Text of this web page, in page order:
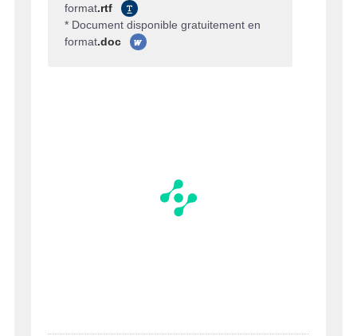
format.rtf
* Document disponible gratuitement en
format.doc